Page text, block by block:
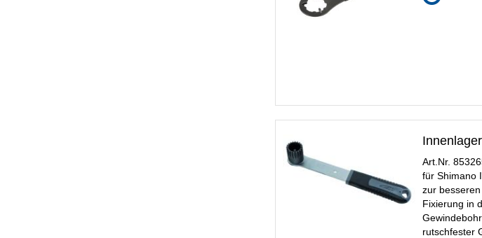
Art.Nr.
für Shimano
zur besseren
Fixierung in
rutschfester